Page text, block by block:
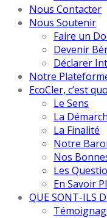
Nous Contacter
Nous Soutenir
Faire un
Devenir
Déclarer
Notre
EcoCler, c’est
Le Sens
La
La Finalité
Notre
Nos
Les
En Savoir
QUE SONT-ILS